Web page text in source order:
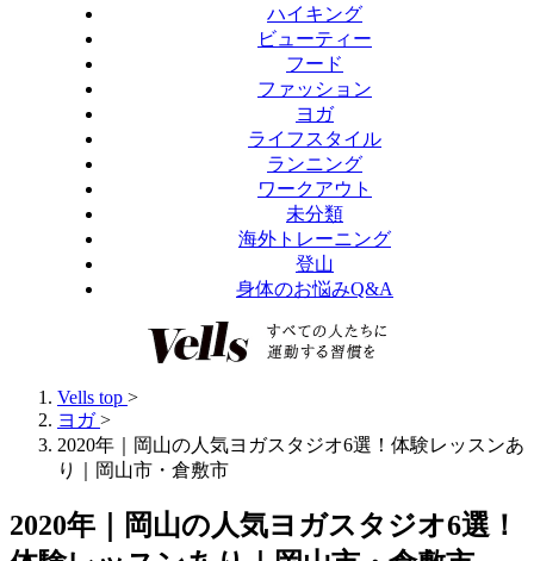
ハイキング
ビューティー
フード
ファッション
ヨガ
ライフスタイル
ランニング
ワークアウト
未分類
海外トレーニング
登山
身体のお悩みQ&A
Vells top >
ヨガ >
2020年｜岡山の人気ヨガスタジオ6選！体験レッスンあ
り｜岡山市・倉敷市
2020年｜岡山の人気ヨガスタジオ6選！